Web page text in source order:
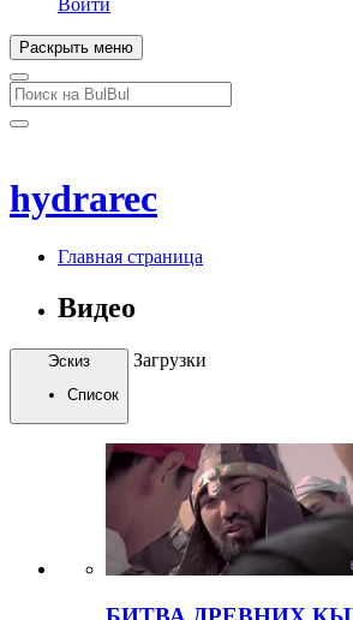
Войти
Раскрыть меню
hydrarec
Главная страница
Видео
Эскиз
Список
Загрузки